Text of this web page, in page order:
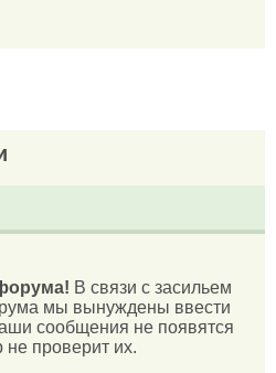
В связи с засильем
мы вынуждены ввести
сообщения не появятся
не проверит их.